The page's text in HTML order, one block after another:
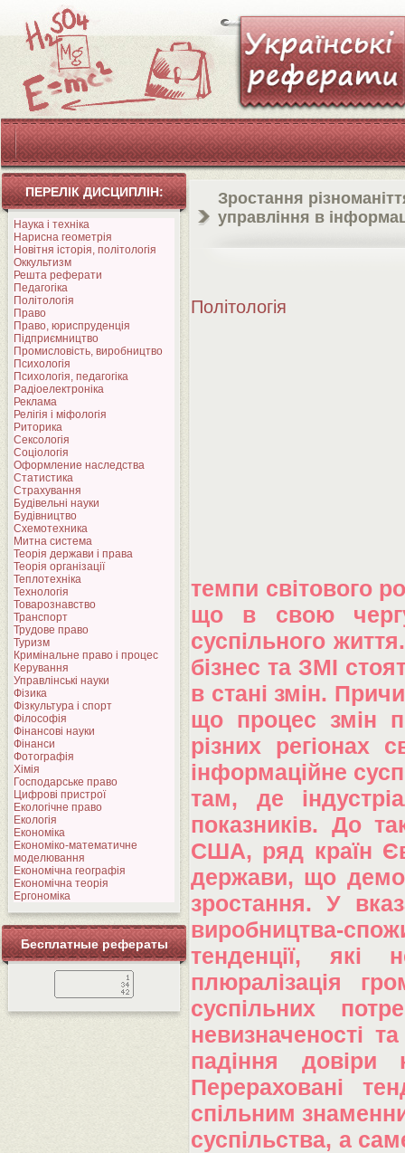
ПЕРЕЛІК ДИСЦИПЛІН:
Наука і техніка
Нарисна геометрія
Новітня історія, політологія
Оккультизм
Решта реферати
Педагогіка
Політологія
Право
Право, юриспруденція
Підприємництво
Промисловість, виробництво
Психологія
Психологія, педагогіка
Радіоелектроніка
Реклама
Релігія і міфологія
Риторика
Сексологія
Соціологія
Оформление наследства
Статистика
Страхування
Будівельні науки
Будівництво
Схемотехника
Митна система
Теорія держави і права
Теорія організації
Теплотехніка
Технологія
Товарознавство
Транспорт
Трудове право
Туризм
Кримінальне право і процес
Керування
Управлінські науки
Фізика
Фізкультура і спорт
Філософія
Фінансові науки
Фінанси
Фотографія
Хімія
Господарське право
Цифрові пристрої
Екологічне право
Екологія
Економіка
Економіко-математичне
моделювання
Економічна географія
Економічна теорія
Ергономіка
Бесплатные рефераты
Зростання
управління в
Політологія
темпи світового
що в свою
суспільного
бізнес та ЗМІ
в стані змін.
що процес змін
різних регіонах
інформаційне
там, де
показників. До
США, ряд країн
держави, що
зростання. У
виробництва-
тенденції,
плюралізація
суспільних
невизначеності
падіння довіри
Перераховані
спільним
суспільства, а